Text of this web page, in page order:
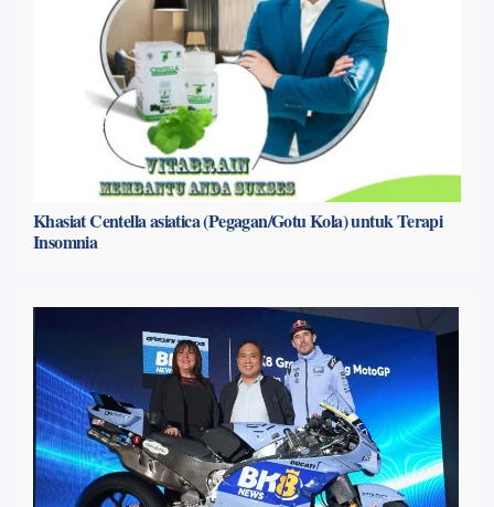
Khasiat Centella asiatica (Pegagan/Gotu Kola) untuk Terapi
Insomnia